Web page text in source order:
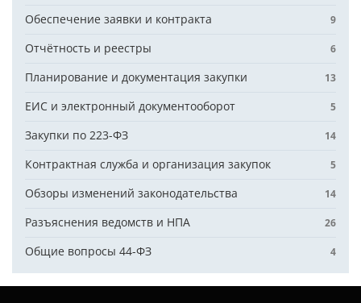
Обеспечение заявки и контракта 9
Отчётность и реестры 6
Планирование и документация закупки 13
ЕИС и электронный документооборот 5
Закупки по 223-ФЗ 14
Контрактная служба и организация закупок 5
Обзоры изменений законодательства 14
Разъяснения ведомств и НПА 26
Общие вопросы 44-ФЗ 4